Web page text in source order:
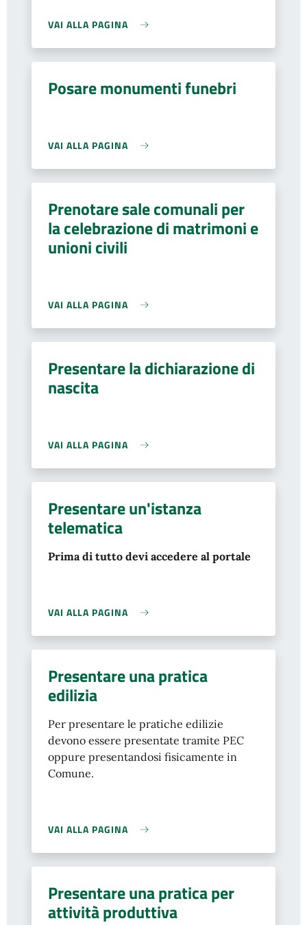
VAI ALLA PAGINA
Posare monumenti funebri
VAI ALLA PAGINA
Prenotare sale comunali per
la celebrazione di matrimoni e
unioni civili
VAI ALLA PAGINA
Presentare la dichiarazione di
nascita
VAI ALLA PAGINA
Presentare un'istanza
telematica
Prima di tutto devi accedere al portale
VAI ALLA PAGINA
Presentare una pratica
edilizia
Per presentare le pratiche edilizie
devono essere presentate tramite PEC
oppure presentandosi fisicamente in
Comune.
VAI ALLA PAGINA
Presentare una pratica per
attività produttiva